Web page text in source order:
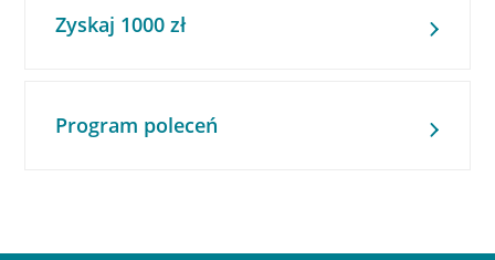
Zyskaj 1000 zł
Program poleceń